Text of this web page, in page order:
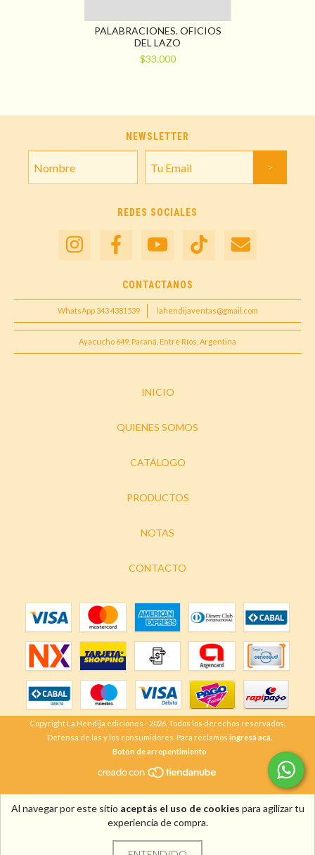
Al navegar por este sitio aceptás el uso de cookies para agilizar tu
experiencia de compra.
PALABRACIONES. OFICIOS
DEL LAZO
$33.000
NEWSLETTER
REDES SOCIALES
CONTACTANOS
WhatsApp 343 4381539 lahendijaventas@gmail.com
Ayacucho 649, Paraná, Entre Ríos, Argentina
INICIO
QUIENES SOMOS
CATÁLOGO
PRODUCTOS
NOTAS
CONTACTO
Copyright La Hendija ediciones - 2026. Todos los derechos reservados.
Defensa de las y los consumidores. Para reclamos ingresá acá.
Botón de arrepentimiento